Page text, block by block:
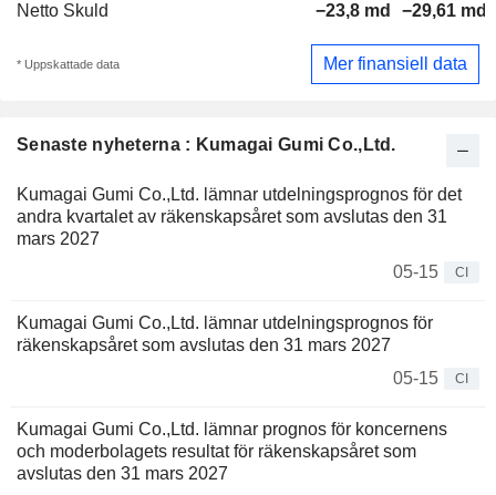
Senaste nyheterna : Kumagai Gumi Co.,Ltd.
Kumagai Gumi Co.,Ltd. lämnar utdelningsprognos för det
andra kvartalet av räkenskapsåret som avslutas den 31
mars 2027
05-15
CI
Kumagai Gumi Co.,Ltd. lämnar utdelningsprognos för
räkenskapsåret som avslutas den 31 mars 2027
05-15
CI
Kumagai Gumi Co.,Ltd. lämnar prognos för koncernens
och moderbolagets resultat för räkenskapsåret som
avslutas den 31 mars 2027
Netto Skuld
−23,8 md −29,61 md
* Uppskattade data Mer finansiell data